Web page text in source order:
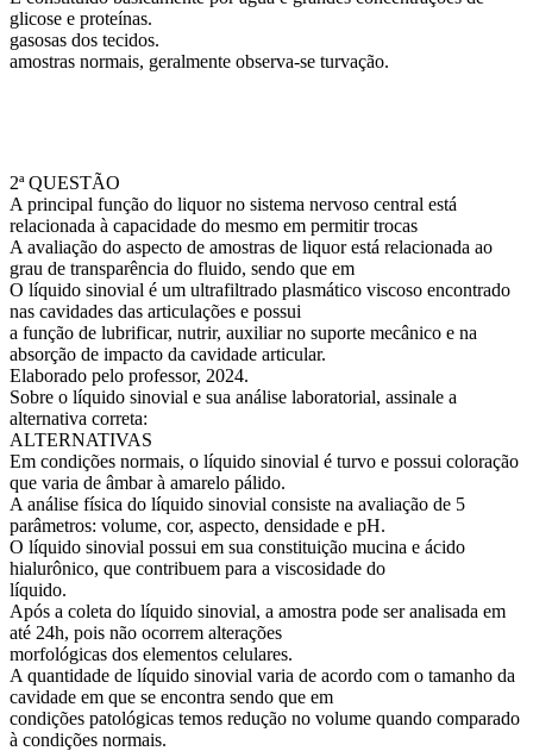
glicose e proteínas.
gasosas dos tecidos.
amostras normais, geralmente observa-se turvação.
2ª QUESTÃO
A principal função do liquor no sistema nervoso central está
relacionada à capacidade do mesmo em permitir trocas
A avaliação do aspecto de amostras de liquor está relacionada ao
grau de transparência do fluido, sendo que em
O líquido sinovial é um ultrafiltrado plasmático viscoso encontrado
nas cavidades das articulações e possui
a função de lubrificar, nutrir, auxiliar no suporte mecânico e na
absorção de impacto da cavidade articular.
Elaborado pelo professor, 2024.
Sobre o líquido sinovial e sua análise laboratorial, assinale a
alternativa correta:
ALTERNATIVAS
Em condições normais, o líquido sinovial é turvo e possui coloração
que varia de âmbar à amarelo pálido.
A análise física do líquido sinovial consiste na avaliação de 5
parâmetros: volume, cor, aspecto, densidade e pH.
O líquido sinovial possui em sua constituição mucina e ácido
hialurônico, que contribuem para a viscosidade do
líquido.
Após a coleta do líquido sinovial, a amostra pode ser analisada em
até 24h, pois não ocorrem alterações
morfológicas dos elementos celulares.
A quantidade de líquido sinovial varia de acordo com o tamanho da
cavidade em que se encontra sendo que em
condições patológicas temos redução no volume quando comparado
à condições normais.